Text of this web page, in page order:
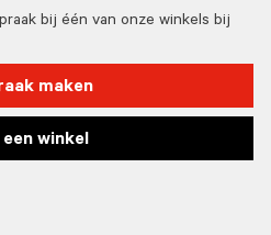
bij één van onze winkels bij
maken
winkel